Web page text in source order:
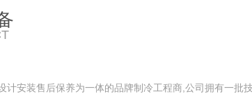
安装售后保养为一体的品牌制冷工程商,公司拥有一批